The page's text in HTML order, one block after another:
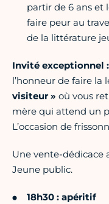
partir de 6 ans et
faire peur au
de la littérature
Invité exceptionnel
l’honneur de faire la
visiteur » où vous
mère qui attend un
L’occasion de
Une vente-dédicace
Jeune public.
18h30 : apéritif